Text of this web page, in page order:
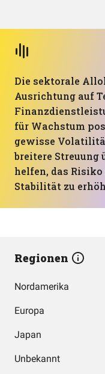
Die sektorale
Ausrichtung auf
für Wachstum
gewisse
breitere Streuung
helfen, das
Stabilität zu
Regionen
Nordamerika
Europa
Japan
Unbekannt